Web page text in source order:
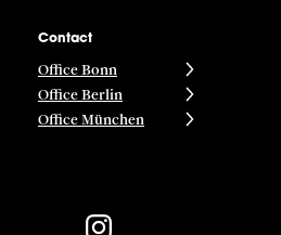
Contact
Office Bonn
Office Berlin
Office München